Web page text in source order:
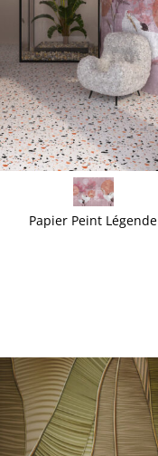
Papier Peint Légende